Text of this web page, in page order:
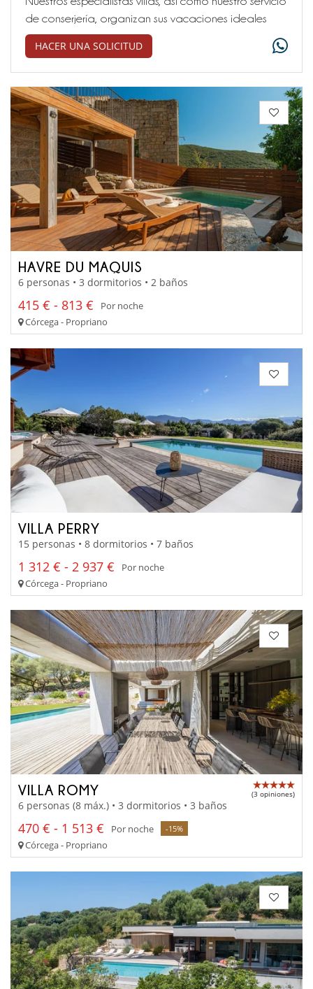
de conserjería, organizan sus vacaciones ideales
HACER UNA SOLICITUD
HAVRE DU MAQUIS
6 personas • 3 dormitorios • 2 baños
415 € - 813 €
Por noche
Córcega - Propriano
VILLA PERRY
15 personas • 8 dormitorios • 7 baños
1 312 € - 2 937 €
Por noche
Córcega - Propriano
VILLA ROMY (3 opiniones)
6 personas (8 máx.) • 3 dormitorios • 3 baños
470 € - 1 513 € Por noche -15%
Córcega - Propriano